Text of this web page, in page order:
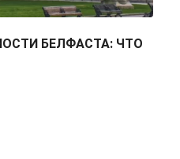
БЕЛФАСТА: ЧТО